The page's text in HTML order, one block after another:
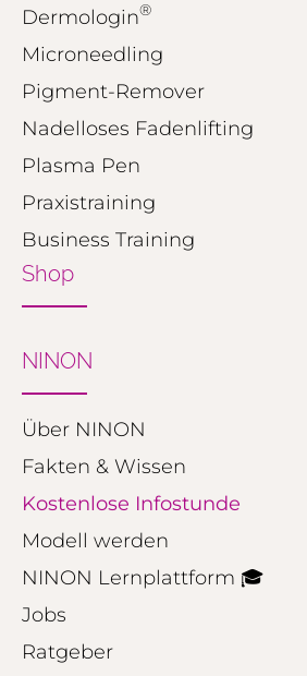
Dermologin®
Microneedling
Pigment-Remover
Nadelloses Fadenlifting
Plasma Pen
Praxistraining
Business Training
Shop
NINON
Über NINON
Fakten & Wissen
Kostenlose Infostunde
Modell werden
NINON Lernplattform 🎓
Jobs
Ratgeber